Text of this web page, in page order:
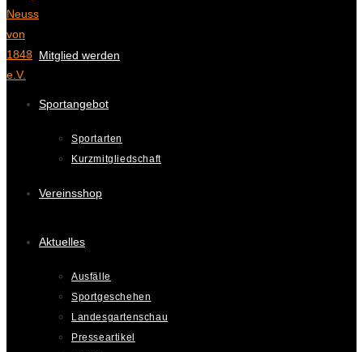
Mitglied werden
Sportangebot
Sportarten
Kurzmitgliedschaft
Vereinsshop
Aktuelles
Ausfälle
Sportgeschehen
Landesgartenschau
Presseartikel